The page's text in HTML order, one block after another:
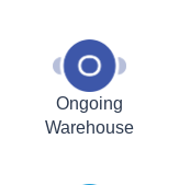
Ongoing
Warehouse